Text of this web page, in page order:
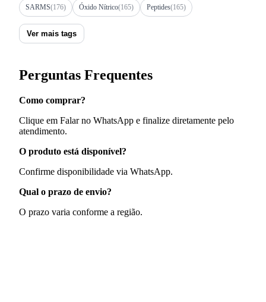
SARMS(176) Óxido Nítrico(165) Peptides(165)
Ver mais tags
Perguntas Frequentes
Como comprar?
Clique em Falar no WhatsApp e finalize diretamente pelo
atendimento.
O produto está disponível?
Confirme disponibilidade via WhatsApp.
Qual o prazo de envio?
O prazo varia conforme a região.